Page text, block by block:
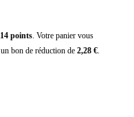
points. Votre panier vous
bon de réduction de 2,28 €.